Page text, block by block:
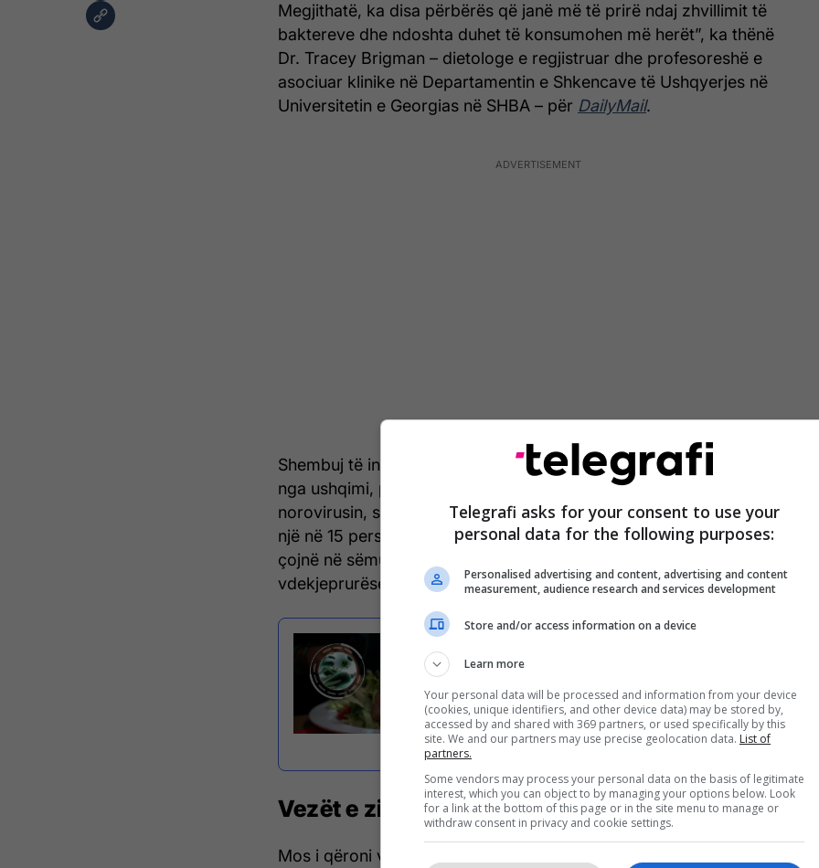
Megjithatë, ka disa përbërës që janë më të prirë ndaj zhvillimit të
baktereve dhe ndoshta duhet të konsumohen më herët”, ka thënë
Dr. Tracey Brigman – dietologe e regjistruar dhe profesoreshë e
asociuar klinike në Departamentin e Shkencave të Ushqyerjes në
Universitetin e Georgias në SHBA – për DailyMail.
Shembuj të infeksioneve bakteriale, parazitare dhe virale që vijnë
nga ushqimi, përfshijnë salmonelën, toksoplazmën, listerinë dhe
norovirusin, si dhe E.coli. Më i zakonshmi është norovirusi, i cili prek
një në 15 persona çdo vit, megjithëse të gjitha infeksionet mund të
çojnë në sëmundje serioze dhe disa mund të jenë edhe
vdekjeprurëse.
Gjithçka që duhet të dini për
helmimin nga ushqimi: Cilat janë
simptomat, sa zgjasin dhe si
trajtohen
Vezët e ziera
Mos i qëroni vezët e ziera nëse dëshironi që ato të zgjasin më
Telegrafi asks for your consent to use your
personal data for the following purposes:
Personalised advertising and content, advertising and content
measurement, audience research and services development
Store and/or access information on a device
Learn more
Your personal data will be processed and information from your device
(cookies, unique identifiers, and other device data) may be stored by,
accessed by and shared with 369 partners, or used specifically by this
site. We and our partners may use precise geolocation data. List of
partners.
Some vendors may process your personal data on the basis of legitimate
interest, which you can object to by managing your options below. Look
for a link at the bottom of this page or in the site menu to manage or
withdraw consent in privacy and cookie settings.